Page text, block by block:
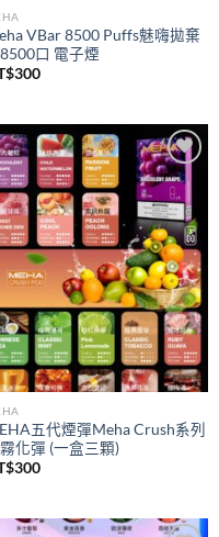
VBar 8500 Puffs魅嗨拋棄
口 電子煙
300
Add to
wishlist
五代煙彈Meha Crush系列
霧化彈 (一盒三顆)
300